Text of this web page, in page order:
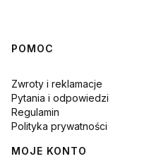
Linki w stopce
POMOC
Zwroty i reklamacje
Pytania i odpowiedzi
Regulamin
Polityka prywatności
MOJE KONTO